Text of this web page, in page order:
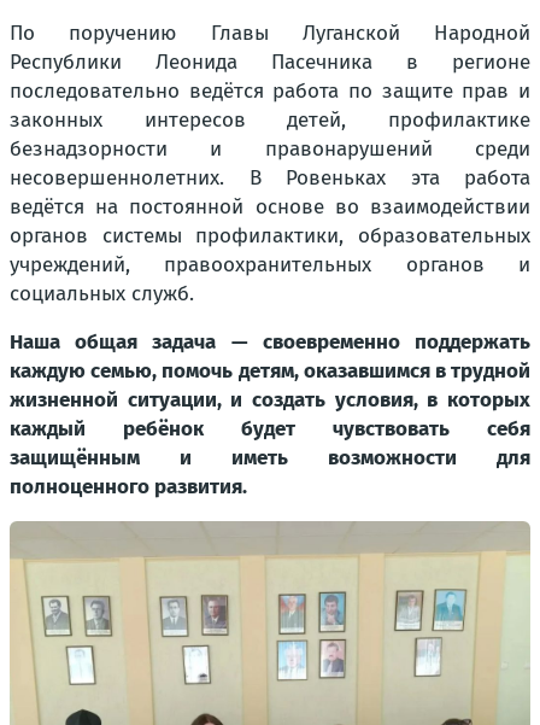
По поручению Главы Луганской Народной
Республики Леонида Пасечника в регионе
последовательно ведётся работа по защите прав и
законных интересов детей, профилактике
безнадзорности и правонарушений среди
несовершеннолетних. В Ровеньках эта работа
ведётся на постоянной основе во взаимодействии
органов системы профилактики, образовательных
учреждений, правоохранительных органов и
социальных служб.
Наша общая задача — своевременно поддержать
каждую семью, помочь детям, оказавшимся в трудной
жизненной ситуации, и создать условия, в которых
каждый ребёнок будет чувствовать себя
защищённым и иметь возможности для
полноценного развития.